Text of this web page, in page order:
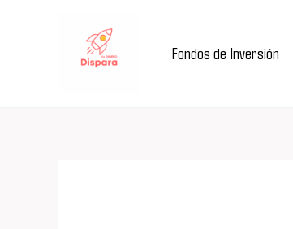
Fondos de Inversión